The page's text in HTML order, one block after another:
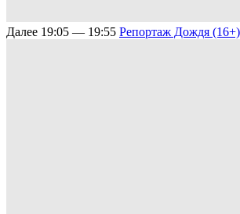
Далее 19:05 — 19:55 Репортаж Дождя (16+)